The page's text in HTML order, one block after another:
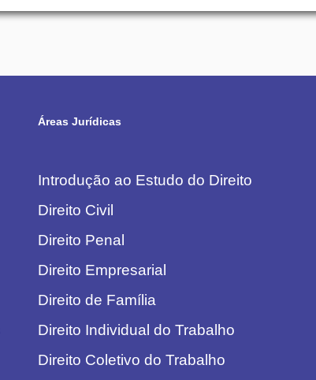
Áreas Jurídicas
Introdução ao Estudo do Direito
Direito Civil
Direito Penal
Direito Empresarial
Direito de Família
Direito Individual do Trabalho
Direito Coletivo do Trabalho